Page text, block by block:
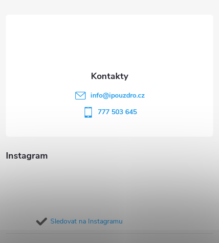
Instagram
Sledovat na Instagramu
info@ipouzdro.cz
777 503 645